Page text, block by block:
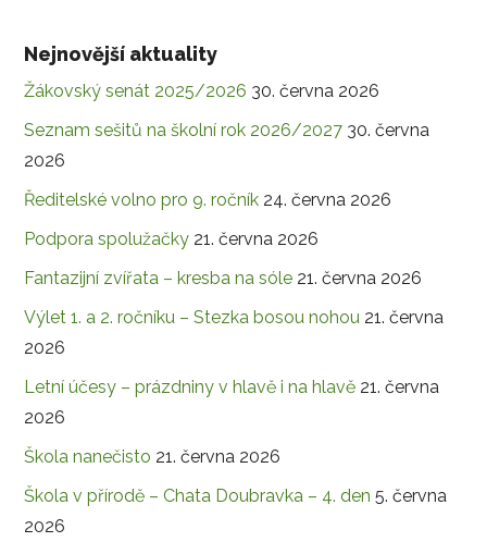
Nejnovější aktuality
Žákovský senát 2025/2026 30. června 2026
Seznam sešitů na školní rok 2026/2027 30. června
2026
Ředitelské volno pro 9. ročník 24. června 2026
Podpora spolužačky 21. června 2026
Fantazijní zvířata – kresba na sóle 21. června 2026
Výlet 1. a 2. ročníku – Stezka bosou nohou 21. června
2026
Letní účesy – prázdniny v hlavě i na hlavě 21. června
2026
Škola nanečisto 21. června 2026
Škola v přírodě – Chata Doubravka – 4. den 5. června
2026